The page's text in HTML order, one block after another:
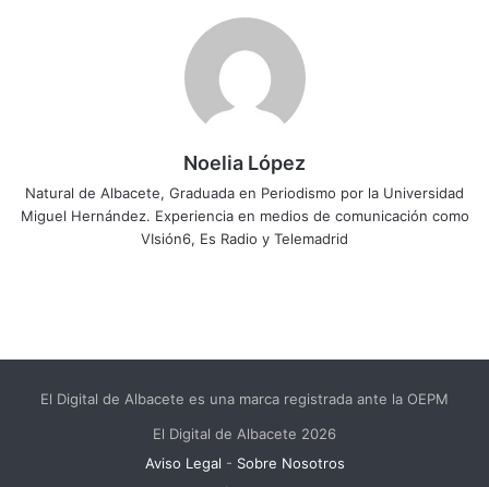
Noelia López
Natural de Albacete, Graduada en Periodismo por la Universidad
Miguel Hernández. Experiencia en medios de comunicación como
VIsión6, Es Radio y Telemadrid
El Digital de Albacete es una marca registrada ante la OEPM
El Digital de Albacete 2026
Aviso Legal - Sobre Nosotros